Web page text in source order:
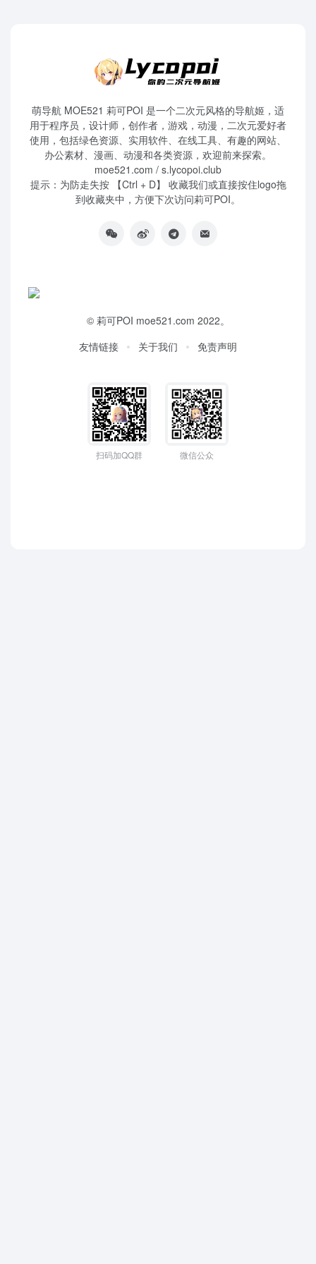
萌导航 MOE521 莉可POI 是一个二次元风格的导航姬，适
用于程序员，设计师，创作者，游戏，动漫，二次元爱好者
使用，包括绿色资源、实用软件、在线工具、有趣的网站、
办公素材、漫画、动漫和各类资源，欢迎前来探索。
moe521.com / s.lycopoi.club
提示：为防走失按 【Ctrl + D】 收藏我们或直接按住logo拖
到收藏夹中，方便下次访问莉可POI。
© 莉可POI moe521.com 2022。
友情链接
关于我们 免责声明
扫码加QQ群 微信公众